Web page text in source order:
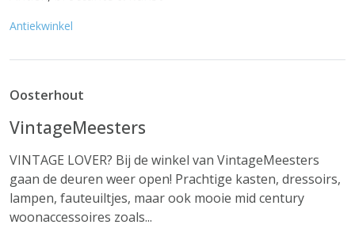
Antiekwinkel
Oosterhout
VintageMeesters
VINTAGE LOVER? Bij de winkel van VintageMeesters
gaan de deuren weer open! Prachtige kasten, dressoirs,
lampen, fauteuiltjes, maar ook mooie mid century
woonaccessoires zoals...